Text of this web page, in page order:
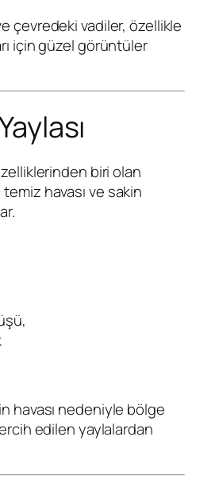
çevredeki vadiler, özellikle
için güzel görüntüler
biri olan
temiz havası ve sakin
havası nedeniyle bölge
edilen yaylalardan